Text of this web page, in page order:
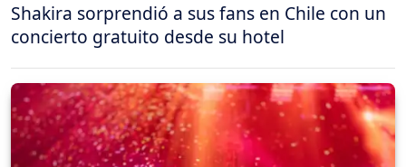
Shakira sorprendió a sus fans en Chile con un
concierto gratuito desde su hotel